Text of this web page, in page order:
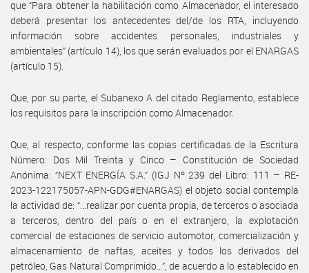
que “Para obtener la habilitación como Almacenador, el interesado
deberá presentar los antecedentes del/de los RTA, incluyendo
información sobre accidentes personales, industriales y
ambientales” (artículo 14), los que serán evaluados por el ENARGAS
(artículo 15).
Que, por su parte, el Subanexo A del citado Reglamento, establece
los requisitos para la inscripción como Almacenador.
Que, al respecto, conforme las copias certificadas de la Escritura
Número: Dos Mil Treinta y Cinco – Constitución de Sociedad
Anónima: “NEXT ENERGÍA S.A.” (IGJ Nº 239 del Libro: 111 – RE-
2023-122175057-APN-GDG#ENARGAS) el objeto social contempla
la actividad de: “…realizar por cuenta propia, de terceros o asociada
a terceros, dentro del país o en el extranjero, la explotación
comercial de estaciones de servicio automotor, comercialización y
almacenamiento de naftas, aceites y todos los derivados del
petróleo, Gas Natural Comprimido…”, de acuerdo a lo establecido en